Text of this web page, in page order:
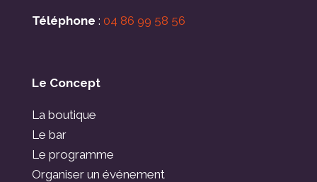
Téléphone : 04 86 99 58 56
Le Concept
La boutique
Le bar
Le programme
Organiser un événement